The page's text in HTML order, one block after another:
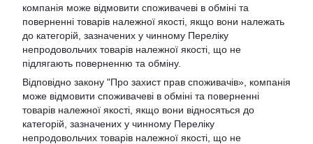
компанія може відмовити споживачеві в обміні та
поверненні товарів належної якості, якщо вони належать
до категорій, зазначених у чинному Переліку
непродовольчих товарів належної якості, що не
підлягають поверненню та обміну.
Відповідно закону "Про захист прав споживачів» , компанія
може відмовити споживачеві в обміні та поверненні
товарів належної якості, якщо вони відносяться до
категорій, зазначених у чинному Переліку
непродовольчих товарів належної якості, що не